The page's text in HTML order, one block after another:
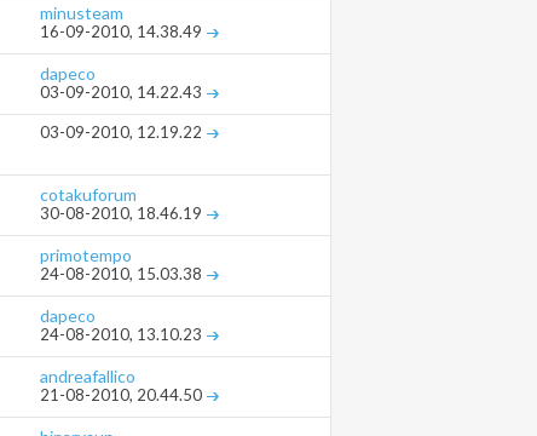
minusteam
16-09-2010, 14.38.49
dapeco
03-09-2010, 14.22.43
03-09-2010, 12.19.22
cotakuforum
30-08-2010, 18.46.19
primotempo
24-08-2010, 15.03.38
dapeco
24-08-2010, 13.10.23
andreafallico
21-08-2010, 20.44.50